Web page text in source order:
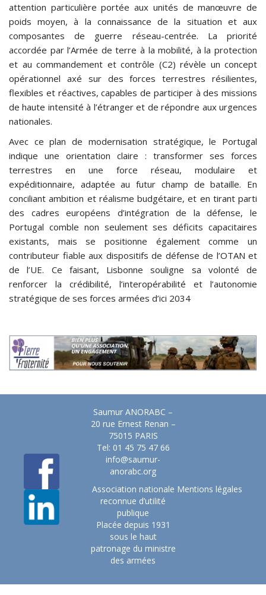
attention particulière portée aux unités de manœuvre de
poids moyen, à la connaissance de la situation et aux
composantes de guerre réseau-centrée. La priorité
accordée par l’Armée de terre à la mobilité, à la protection
et au commandement et contrôle (C2) révèle un concept
opérationnel axé sur des forces terrestres résilientes,
flexibles et réactives, capables de participer à des missions
de haute intensité à l’étranger et de répondre aux urgences
nationales.
Avec ce plan de modernisation stratégique, le Portugal
indique une orientation claire : transformer ses forces
terrestres en une force réseau, modulaire et
expéditionnaire, adaptée au futur champ de bataille. En
conciliant ambition et réalisme budgétaire, et en tirant parti
des cadres européens d’intégration de la défense, le
Portugal comble non seulement ses déficits capacitaires
existants, mais se positionne également comme un
contributeur fiable aux dispositifs de défense de l’OTAN et
de l’UE. Ce faisant, Lisbonne souligne sa volonté de
renforcer la crédibilité, l’interopérabilité et l’autonomie
stratégique de ses forces armées d’ici 2034
Saumur ANORABC –
20 rue Ernest Renan –
75015 PARIS
Tel: 01 45 75 47 66
info@saumur-
anorabc.org
Association nationale
reconnue d’utilité
publique
Placée depuis 1931
sous le haut
patronage du ministre
des armées
Mentions légales